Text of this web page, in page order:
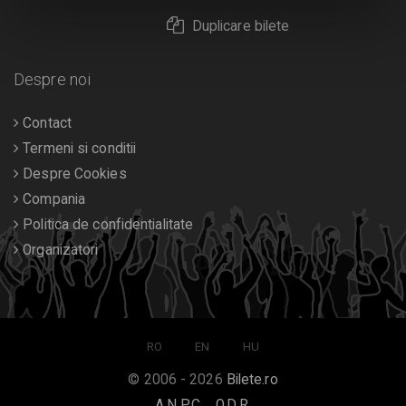
Duplicare bilete
Despre noi
Contact
Termeni si conditii
Despre Cookies
Compania
Politica de confidentialitate
Organizatori
RO EN HU
© 2006 - 2026 Bilete.ro